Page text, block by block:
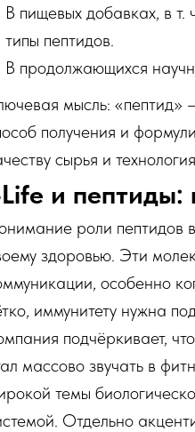
В пищевых добавках, в т.
типы пептидов.
В продолжающихся
мысль: «пептид»
получения и
сырья и
и пептиды:
роли пептидов
здоровью. Эти
особенно
иммунитету нужна
подчёркивает,
массово звучать в
темы
Отдельно